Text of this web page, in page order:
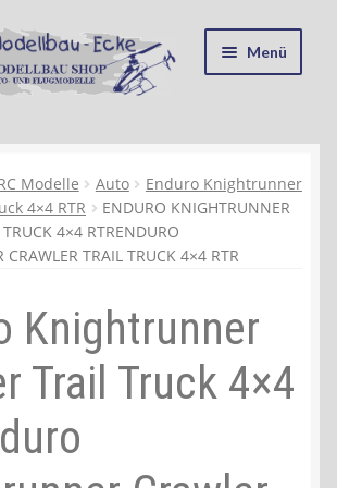
Menü
Modelle Auto
Enduro Knightrunner
4×4 RTR
ENDURO KNIGHTRUNNER
4×4 RTRENDURO
TRAIL TRUCK 4×4 RTR
Knightrunner
Trail Truck 4×4